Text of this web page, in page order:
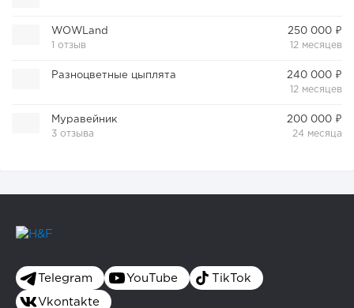
WOWLand
1 отзыв
250 000 ₽
12 месяцев
Разноцветные цыплята
240 000 ₽
12 месяцев
Муравейник
3 отзыва
200 000 ₽
24 месяца
Telegram YouTube TikTok
Vkontakte